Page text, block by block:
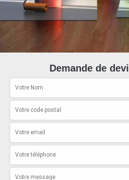
Demande de